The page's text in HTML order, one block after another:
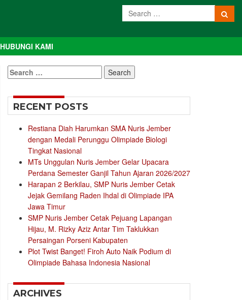
HUBUNGI KAMI
Search
for:
RECENT POSTS
Restiana Diah Harumkan SMA Nuris Jember
dengan Medali Perunggu Olimpiade Biologi
Tingkat Nasional
MTs Unggulan Nuris Jember Gelar Upacara
Perdana Semester Ganjil Tahun Ajaran 2026/2027
Harapan 2 Berkilau, SMP Nuris Jember Cetak
Jejak Gemilang Raden Ihdal di Olimpiade IPA
Jawa Timur
SMP Nuris Jember Cetak Pejuang Lapangan
Hijau, M. Rizky Aziz Antar Tim Taklukkan
Persaingan Porseni Kabupaten
Plot Twist Banget! Firoh Auto Naik Podium di
Olimpiade Bahasa Indonesia Nasional
ARCHIVES